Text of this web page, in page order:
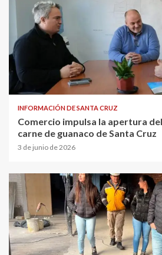
INFORMACIÓN DE SANTA CRUZ
Comercio impulsa la apertura
carne de guanaco de Santa Cruz
3 de junio de 2026